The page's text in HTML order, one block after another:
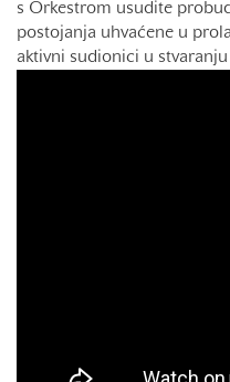
s Orkestrom usudite
postojanja uhvaćene u
aktivni sudionici u